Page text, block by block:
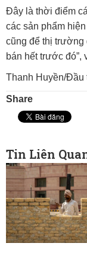
Đây là thời điểm
các sản phẩm
cũng để thị trường
bán hết trước đó”,
Thanh Huyền/Đầu
Share
Tin Liên